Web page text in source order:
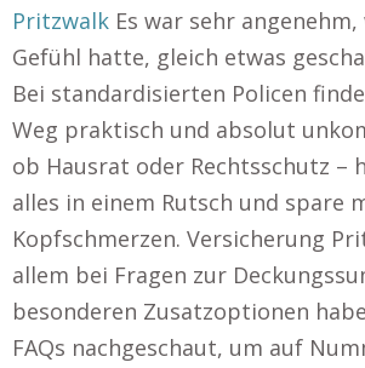
Pritzwalk Es war sehr
Gefühl hatte, gleich etwas
Bei standardisierten Policen
Weg praktisch und absolut
ob Hausrat oder Rechtsschutz –
alles in einem Rutsch und spare
Kopfschmerzen. Versicherung
allem bei Fragen zur
besonderen Zusatzoptionen
FAQs nachgeschaut, um auf